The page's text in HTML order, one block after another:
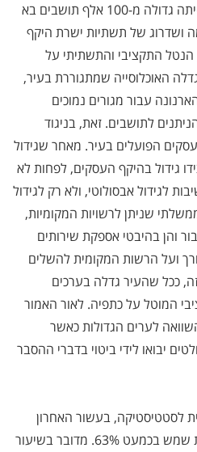
היתרון לגודל של עיר שאוכלוסייתה גדולה מ-100 אלף תושבים בא
ושדרוג של תשתיות ישרת היקף
הנטל התקציבי והתשתיתי על
האוכלוסייה שמתגוררת בעיר,
עבור מגורים נמוכים
לתושבים. זאת, בניגוד
הפועלים בעיר. מאחר שגידול
גידול בהיקף העסקים, לפחות לא
לגידול אבסולוטי, ולא רק לגידול
שניתן לרשויות המקומיות,
והן בהיבטי אספקת שירותים
ועל הרשות המקומית להשלים
ככל שהעיר גדלה בערכים
המוטל על כתפיה. לאור האמור
לערים הגדולות כאשר
יבואו לידי ביטוי בדברי ההסבר
לסטטיסטיקה, בעשור האחרון
גדלה אוכלוסייתה של העיר בית שמש בכמעט 63%. מדובר בשיעור